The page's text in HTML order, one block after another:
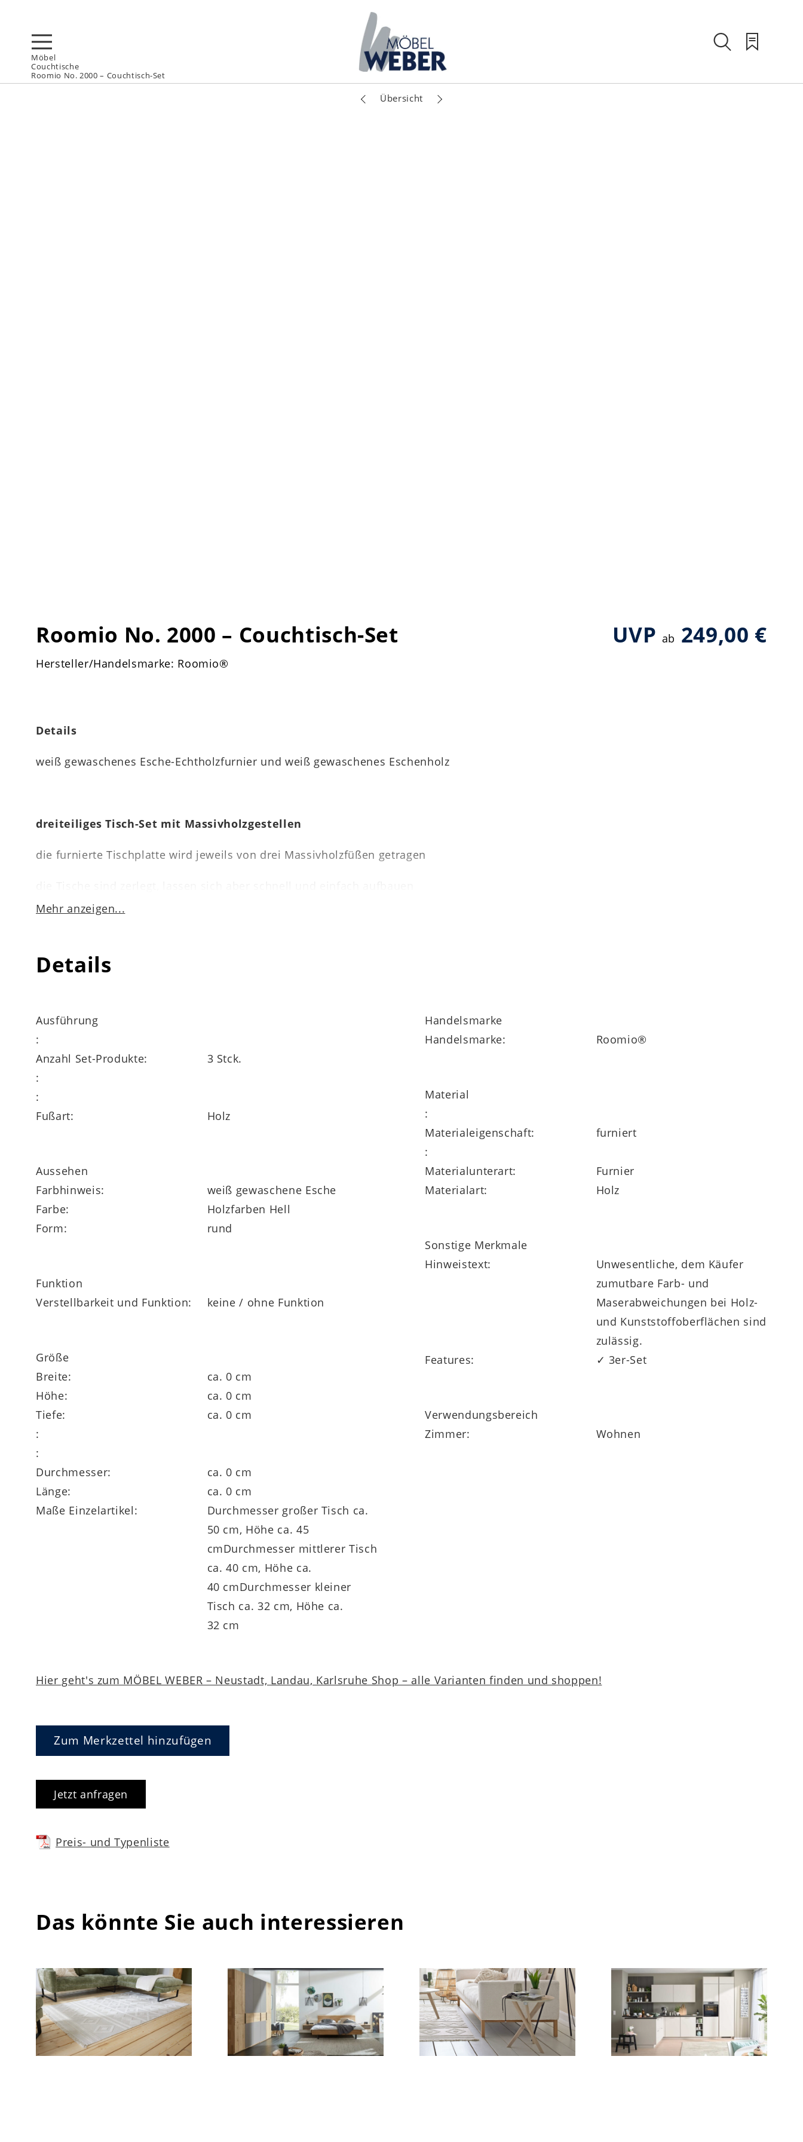
Möbel
Couchtische
Roomio No. 2000 – Couchtisch-Set
Übersicht
Roomio No. 2000 – Couchtisch-Set UVP ab 249,00 €
Hersteller/Handelsmarke: Roomio®
Details
weiß gewaschenes Esche-Echtholzfurnier und weiß gewaschenes Eschenholz
dreiteiliges Tisch-Set mit Massivholzgestellen
die furnierte Tischplatte wird jeweils von drei Massivholzfüßen getragen
Durchmesser
Mehr anzeigen...
Details
Ausführung
:
Anzahl Set-Produkte:
3 Stck.
:
:
Fußart:
Holz
Aussehen
Farbhinweis:
weiß gewaschene Esche
Farbe:
Holzfarben Hell
Form:
rund
Funktion
Verstellbarkeit und Funktion:
keine / ohne Funktion
Größe
Breite:
ca. 0 cm
Höhe:
ca. 0 cm
Tiefe:
ca. 0 cm
:
:
Durchmesser:
ca. 0 cm
Länge:
ca. 0 cm
Maße Einzelartikel:
Durchmesser großer Tisch ca.
50 cm, Höhe ca. 45
cmDurchmesser mittlerer Tisch
ca. 40 cm, Höhe ca.
40 cmDurchmesser kleiner
Tisch ca. 32 cm, Höhe ca.
32 cm
Handelsmarke
Handelsmarke:
Roomio®
Material
:
Materialeigenschaft:
furniert
:
Materialunterart:
Furnier
Materialart:
Holz
Sonstige Merkmale
Hinweistext:
Unwesentliche, dem Käufer
zumutbare Farb- und
Maserabweichungen bei Holz-
und Kunststoffoberflächen sind
zulässig.
Features:
✓ 3er-Set
Verwendungsbereich
Zimmer:
Wohnen
Hier geht's zum MÖBEL WEBER – Neustadt, Landau, Karlsruhe Shop – alle Varianten finden und shoppen!
Zum Merkzettel hinzufügen
Jetzt anfragen
Preis- und Typenliste
Das könnte Sie auch interessieren